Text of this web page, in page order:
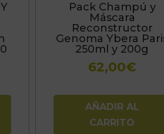
Pack Champú y
Máscara
Reconstructor
Genoma Ybera
250ml y 200g
62,00€
AÑADIR AL
CARRITO